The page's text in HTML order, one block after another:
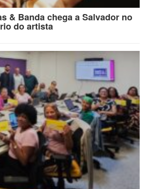
& Banda chega a Salvador no
do artista